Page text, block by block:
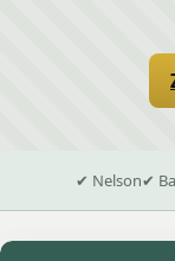
✔ Nelson✔